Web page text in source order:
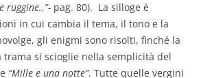
ruggine..”- pag. 80). La silloge è
in cui cambia il tema, il tono e la
gli enigmi sono risolti, finché la
trama si scioglie nella semplicità del
“Mille e una notte”. Tutte quelle vergini